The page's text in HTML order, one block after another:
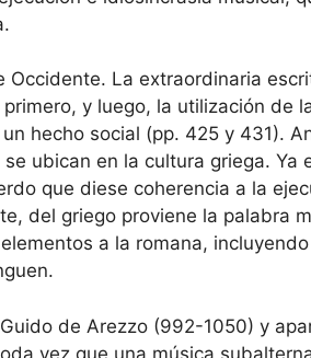
La extraordinaria
y luego, la utilización de
hecho social (pp. 425 y 431).
ubican en la cultura griega. Ya
que diese coherencia a la
del griego proviene la palabra
a la romana,
de Arezzo (992-1050) y
vez que una música